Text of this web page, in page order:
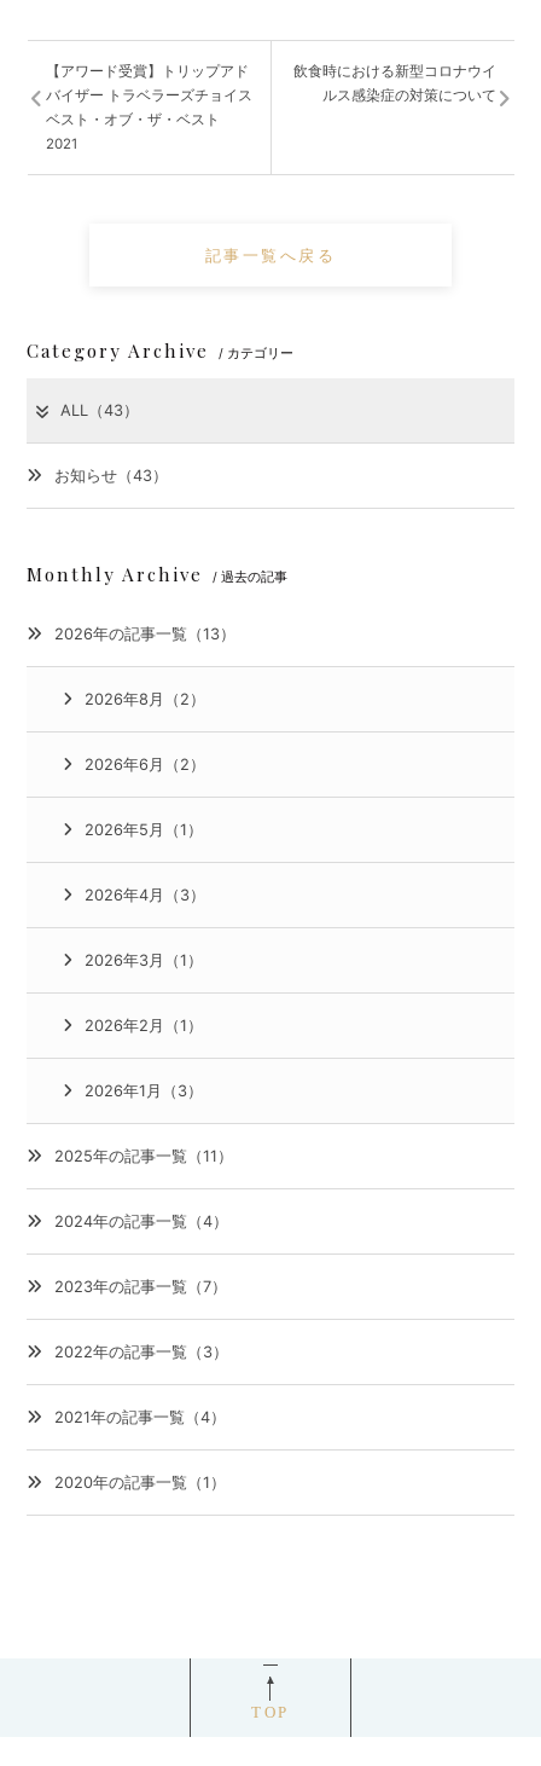
【アワード受賞】トリップアド
バイザー トラベラーズチョイス
ベスト・オブ・ザ・ベスト
2021
飲食時における新型コロナウイ
ルス感染症の対策について
記事一覧へ戻る
Category Archive / カテゴリー
ALL（43）
お知らせ（43）
Monthly Archive / 過去の記事
2026年の記事一覧（13）
2026年8月（2）
2026年6月（2）
2026年5月（1）
2026年4月（3）
2026年3月（1）
2026年2月（1）
2026年1月（3）
2025年の記事一覧（11）
2024年の記事一覧（4）
2023年の記事一覧（7）
2022年の記事一覧（3）
2021年の記事一覧（4）
2020年の記事一覧（1）
TOP